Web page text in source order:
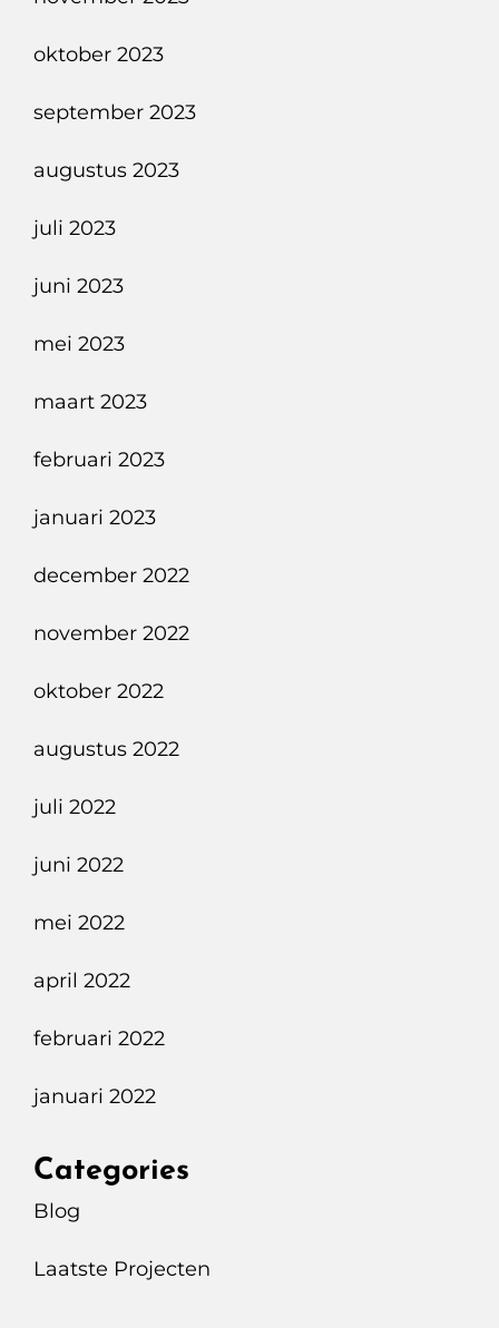
oktober 2023
september 2023
augustus 2023
juli 2023
juni 2023
mei 2023
maart 2023
februari 2023
januari 2023
december 2022
november 2022
oktober 2022
augustus 2022
juli 2022
juni 2022
mei 2022
april 2022
februari 2022
januari 2022
Categories
Blog
Laatste Projecten